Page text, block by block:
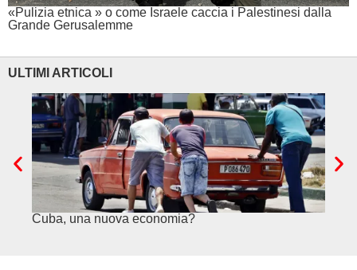
«Pulizia etnica » o come Israele caccia i Palestinesi dalla
Grande Gerusalemme
ULTIMI ARTICOLI
Cuba, una nuova economia?